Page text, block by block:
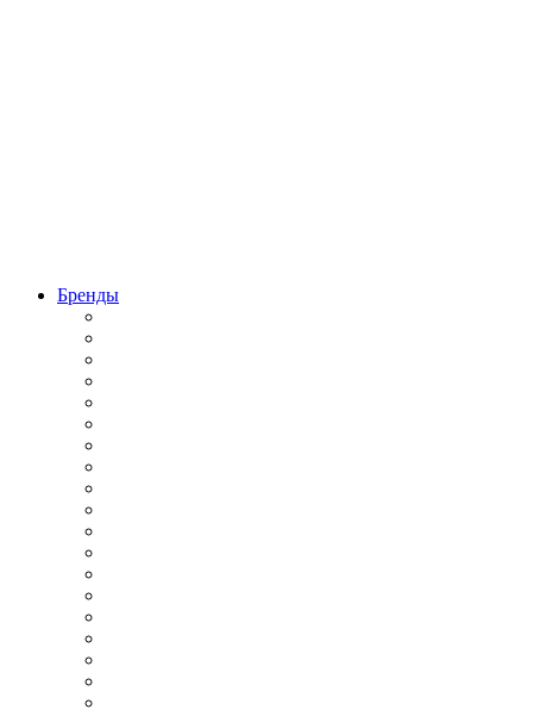
Бренды